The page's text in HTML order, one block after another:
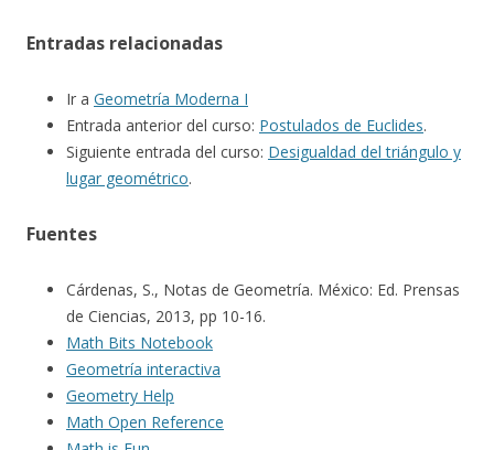
Entradas relacionadas
Ir a Geometría Moderna I
Entrada anterior del curso: Postulados de Euclides.
Siguiente entrada del curso: Desigualdad del triángulo y
lugar geométrico.
Fuentes
Cárdenas, S., Notas de Geometría. México: Ed. Prensas
de Ciencias, 2013, pp 10-16.
Math Bits Notebook
Geometría interactiva
Geometry Help
Math Open Reference